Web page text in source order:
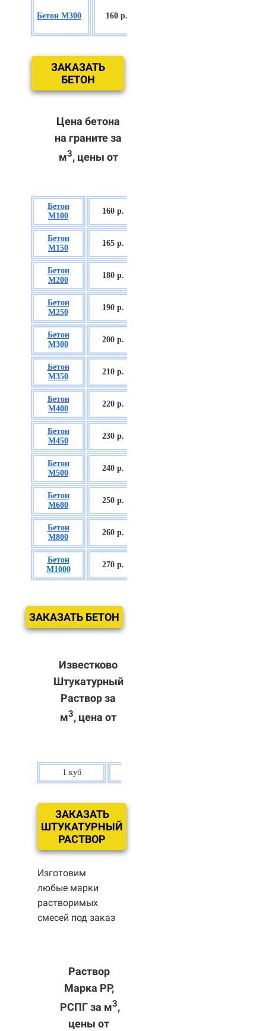
Бетон М300 160 р.
ЗАКАЗАТЬ
БЕТОН
Цена бетона
на граните за
м3, цены от
Бетон
М100
160 р.
Бетон
М150
165 р.
Бетон
М200
180 р.
Бетон
М250
190 р.
Бетон
М300
200 р.
Бетон
М350
210 р.
Бетон
М400
220 р.
Бетон
М450
230 р.
Бетон
М500
240 р.
Бетон
М600
250 р.
Бетон
М800
260 р.
Бетон
М1000
270 р.
ЗАКАЗАТЬ БЕТОН
Известково
Штукатурный
Раствор за
м3, цена от
1 куб
ЗАКАЗАТЬ
ШТУКАТУРНЫЙ
РАСТВОР
Изготовим
любые марки
растворимых
смесей под заказ
Раствор
Марка РР,
РСПГ за м3,
цены от